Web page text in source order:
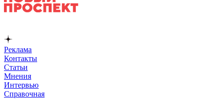
Реклама
Контакты
Статьи
Мнения
Интервью
Справочная